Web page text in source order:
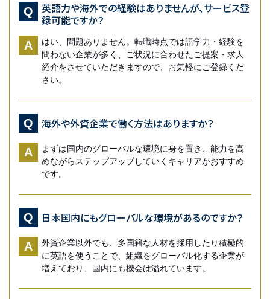
Q
英語力や海外での経験はありませんが、サービス登
録可能ですか？
A
はい、問題ありません。転職時点では語学力・経験を
問わない企業が多く、ご状況に合わせたご提案・求人
紹介をさせていただきますので、お気軽にご登録くだ
さい。
Q 海外や外資企業で働く方法はありますか？
A
まずは国内のグローバルな環境に身を置き、能力を高
めながらステップアップしていくキャリアがおすすめ
です。
Q 日本国内にもグローバルな環境があるのですか？
A
外資企業以外でも、多国籍な人材を採用したり積極的
に英語を使うことで、組織をグローバル化する企業が
増えており、国内にも機会は溢れています。